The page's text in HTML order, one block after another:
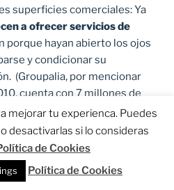
superficies comerciales: Ya
a ofrecer servicios de
porque hayan abierto los ojos
y condicionar su
(Groupalia, por mencionar
cuenta con 7 millones de
servicios distintos, y
de 2 millones de € –fuente).
compite en desigualdad
Los segundos no soportan
mejorar tu experienca. Puedes
desactivarlas si lo consideras
de Cookies
Política de Cookies